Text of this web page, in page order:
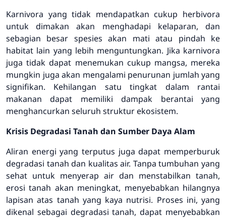
Karnivora yang tidak mendapatkan cukup herbivora
untuk dimakan akan menghadapi kelaparan, dan
sebagian besar spesies akan mati atau pindah ke
habitat lain yang lebih menguntungkan. Jika karnivora
juga tidak dapat menemukan cukup mangsa, mereka
mungkin juga akan mengalami penurunan jumlah yang
signifikan. Kehilangan satu tingkat dalam rantai
makanan dapat memiliki dampak berantai yang
menghancurkan seluruh struktur ekosistem.
Krisis Degradasi Tanah dan Sumber Daya Alam
Aliran energi yang terputus juga dapat memperburuk
degradasi tanah dan kualitas air. Tanpa tumbuhan yang
sehat untuk menyerap air dan menstabilkan tanah,
erosi tanah akan meningkat, menyebabkan hilangnya
lapisan atas tanah yang kaya nutrisi. Proses ini, yang
dikenal sebagai degradasi tanah, dapat menyebabkan